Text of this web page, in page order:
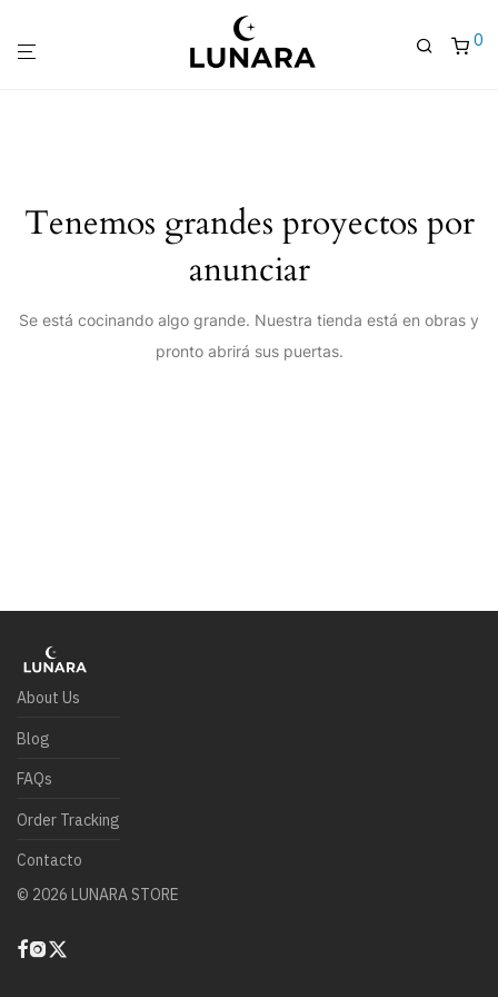
0
Tenemos grandes proyectos por
anunciar
Se está cocinando algo grande. Nuestra tienda está en obras y
pronto abrirá sus puertas.
About Us
Blog
FAQs
Order Tracking
Contacto
© 2026 LUNARA STORE